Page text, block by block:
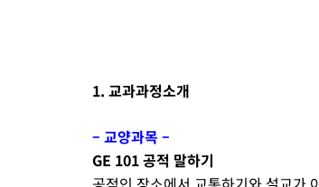
1. 교과과정소개
– 교양과목 –
GE 101 공적 말하기